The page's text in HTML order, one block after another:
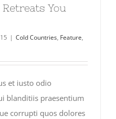
You
| Cold Countries, Feature,
et iusto odio
blanditiis praesentium
corrupti quos dolores